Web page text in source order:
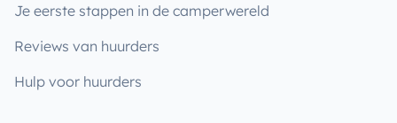
Je eerste stappen in de camperwereld
Reviews van huurders
Hulp voor huurders